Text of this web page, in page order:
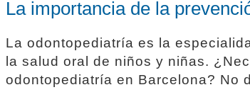
La importancia de la
La odontopediatría es la
la salud oral de niños y niñas.
odontopediatría en Barcelona? No